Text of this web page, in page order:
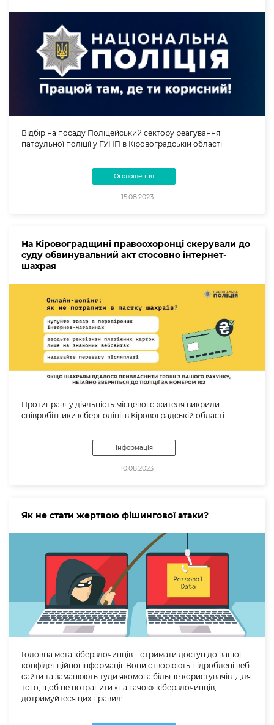
Відбір на посаду Поліцейський сектору реагування
патрульної поліції у ГУНП в Кіровоградській області
Оголошення
15.08.2023
На Кіровоградщині правоохоронці скерували до
суду обвинувальний акт стосовно інтернет-
шахрая
Протиправну діяльність місцевого жителя викрили
співробітники кіберполіції в Кіровоградській області.
Інформація
10.08.2023
Як не стати жертвою фішингової атаки?
Головна мета кіберзлочинців – отримати доступ до вашої
конфіденційної інформації. Вони створюють підроблені веб-
сайти та заманюють туди якомога більше користувачів. Для
того, щоб не потрапити «на гачок» кіберзлочинців,
дотримуйтеся цих правил: